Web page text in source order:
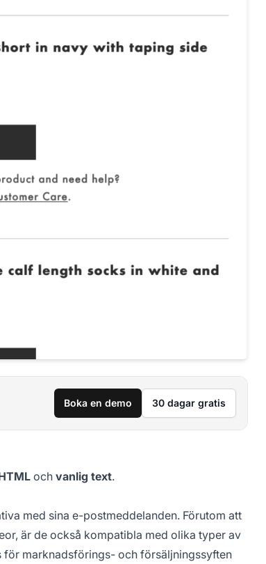
Boka en demo 30 dagar gratis
och vanlig text.
med sina e-postmeddelanden. Förutom att
är de också kompatibla med olika typer av
marknadsförings- och försäljningssyften